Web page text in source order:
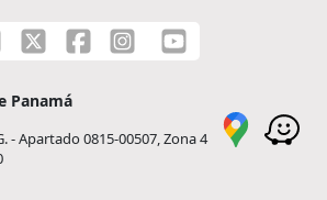
Panamá
- Apartado 0815-00507, Zona 4